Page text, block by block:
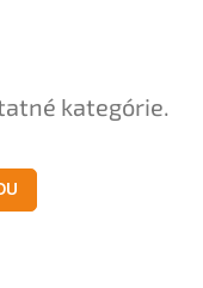
kategórie.